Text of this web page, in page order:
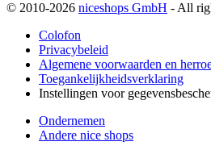
© 2010-2026 niceshops GmbH - All
Colofon
Privacybeleid
Algemene voorwaarden en
Toegankelijkheidsverklaring
Instellingen voor
Ondernemen
Andere nice shops